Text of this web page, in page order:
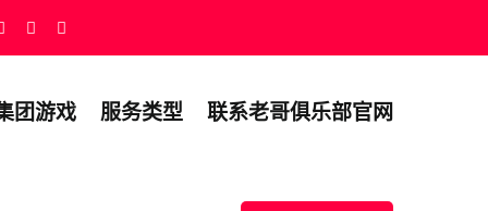
团游戏 服务类型 联系老哥俱乐部官网